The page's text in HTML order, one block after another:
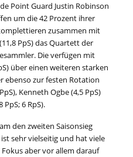
Point Guard Justin Robinson
um die 42 Prozent ihrer
zusammen mit
PpS) das Quartett der
Die verfügen mit
über einen weiteren starken
ebenso zur festen Rotation
Kenneth Ogbe (4,5 PpS)
6 RpS).
den zweiten Saisonsieg
sehr vielseitig und hat viele
aber vor allem darauf